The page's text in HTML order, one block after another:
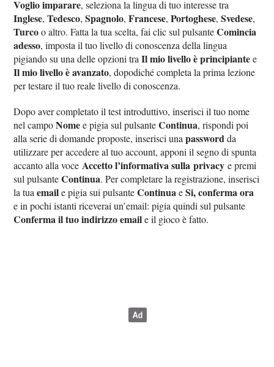
Voglio imparare, seleziona la lingua di tuo interesse tra
Inglese,Tedesco,Spagnolo,Francese,Portoghese,Svedese,
Turcoo altro. Fatta la tua scelta, fai clic sul pulsanteComincia
adesso, imposta il tuo livello di conoscenza della lingua
pigiando su una delle opzioni traIl mio livello è principiantee
Il mio livello è avanzato, dopodiché completa la prima lezione
per testare il tuo reale livello di conoscenza.
Dopo aver completato il test introduttivo, inserisci il tuo nome
nel campoNomee pigia sul pulsanteContinua, rispondi poi
alla serie di domande proposte, inserisci unapasswordda
utilizzare per accedere al tuo account, apponi il segno di spunta
accanto alla voceAccetto l’informativa sulla privacy e premi
sul pulsanteContinua. Per completare la registrazione, inserisci
la tuaemaile pigia sui pulsanteContinuaeSi, conferma ora
e in pochi istanti riceverai un’email: pigia quindi sul pulsante
Conferma il tuo indirizzo emaile il gioco è fatto.